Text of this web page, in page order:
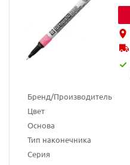
Бренд/Производитель
Цвет
Основа
Тип наконечника
Серия